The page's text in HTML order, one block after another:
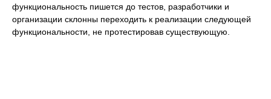
функциональность пишется до тестов, разработчики и
организации склонны переходить к реализации следующей
функциональности, не протестировав существующую.